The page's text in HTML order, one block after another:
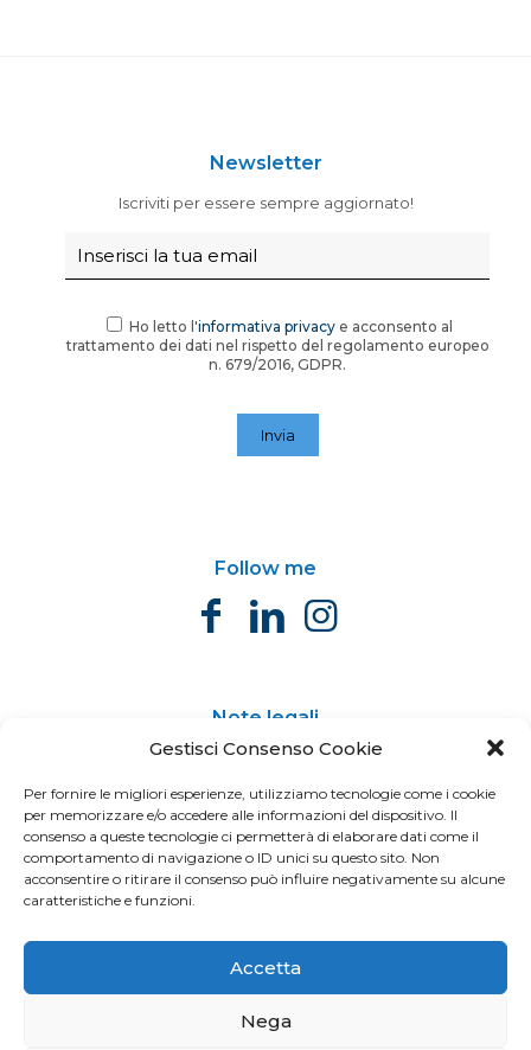
Gestisci Consenso Cookie
Per fornire le migliori esperienze, utilizziamo tecnologie come i cookie
per memorizzare e/o accedere alle informazioni del dispositivo. Il
consenso a queste tecnologie ci permetterà di elaborare dati come il
comportamento di navigazione o ID unici su questo sito. Non
acconsentire o ritirare il consenso può influire negativamente su alcune
caratteristiche e funzioni.
Accetta
Nega
Newsletter
Iscriviti per essere sempre aggiornato!
Ho letto l'informativa privacy e acconsento al
trattamento dei dati nel rispetto del regolamento europeo
n. 679/2016, GDPR.
Follow me
Note legali
Privacy Policy
Cerca
Cerca
© 2022 Raffaello De Crescenzo - Tutti i diritti riservati -